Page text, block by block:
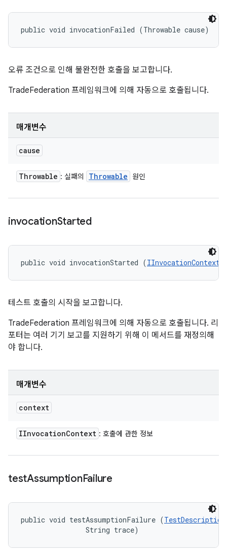
public void invocationFailed (Throwable cause)
오류 조건으로 인해 불완전한 호출을 보고합니다.
TradeFederation 프레임워크에 의해 자동으로 호출됩니다.
매개변수
cause
Throwable : 실패의 Throwable 원인
invocationStarted
public void invocationStarted (IInvocationContext
테스트 호출의 시작을 보고합니다.
TradeFederation 프레임워크에 의해 자동으로 호출됩니다. 리
포터는 여러 기기 보고를 지원하기 위해 이 메서드를 재정의해
야 합니다.
매개변수
context
IInvocationContext : 호출에 관한 정보
testAssumptionFailure
public void testAssumptionFailure (TestDescription
                String trace)